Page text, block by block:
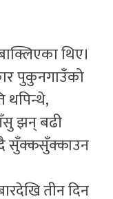
थिए।
पुकुनगाउँको
थपिन्थे,
झन् बढी
सुँक्कसुँक्काउन
तीन दिन